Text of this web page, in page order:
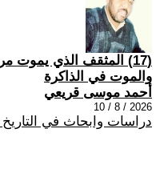
(17) المثقف الذي يموت
والموت في الذاكرة
أحمد موسى قريعي
2026 / 8 / 10
دراسات وابحاث في التاريخ